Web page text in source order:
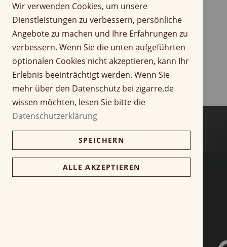
s
p
r
n
g
e
n
Z
u
A
n
f
a
g
d
r
i
Wir verwenden Cookies, um unsere
Dienstleistungen zu verbessern, persönliche
Angebote zu machen und Ihre Erfahrungen zu
verbessern. Wenn Sie die unten aufgeführten
optionalen Cookies nicht akzeptieren, kann Ihr
Erlebnis beeinträchtigt werden. Wenn Sie
mehr über den Datenschutz bei zigarre.de
wissen möchten, lesen Sie bitte die
Datenschutzerklärung
SPEICHERN
ALLE AKZEPTIEREN